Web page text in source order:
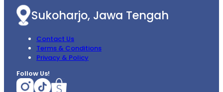
Sukoharjo, Jawa Tengah
Contact Us
Terms & Conditions
Privacy & Policy
Follow Us!